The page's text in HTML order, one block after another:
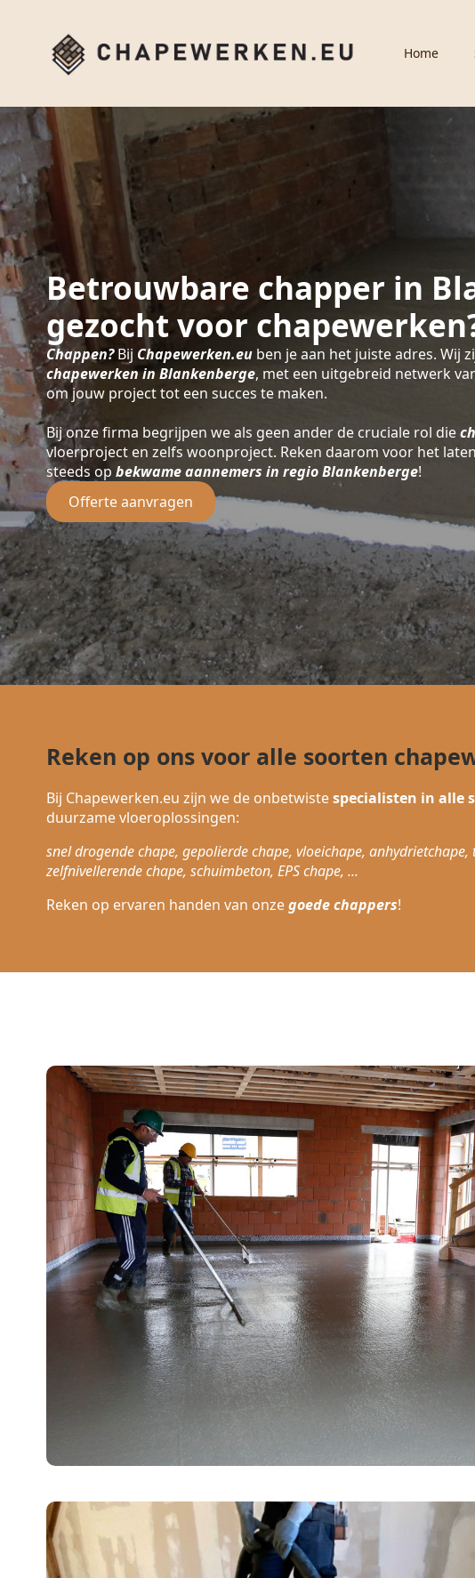
Home
Betrouwbare chapper in
gezocht voor
Chappen?Bij Chapewerken.eu ben je aan het juiste adres. Wij
chapewerken in Blankenberge, met een uitgebreid netwerk
om jouw project tot een succes te maken.
Bij onze firma begrijpen we als geen ander de cruciale rol die
vloerproject en zelfs woonproject. Reken daarom voor het
steeds op bekwame aannemers in regio Blankenberge!
Offerte aanvragen
Reken op ons voor alle soorten
Bij Chapewerken.eu zijn we de onbetwistespecialisten in alle
duurzame vloeroplossingen:
snel drogende chape, gepolierde chape, vloeichape,
zelfnivellerende chape, schuimbeton, EPS chape, ...
Reken op ervaren handen van onzegoede chappers!